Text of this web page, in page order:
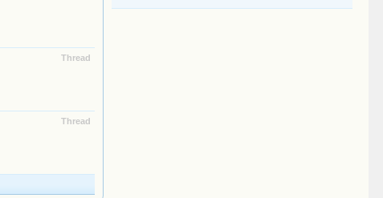
Thread
Thread